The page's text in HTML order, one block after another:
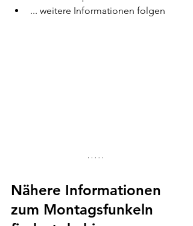
... weitere Informationen folgen
Nähere Informationen
zum Montagsfunkeln